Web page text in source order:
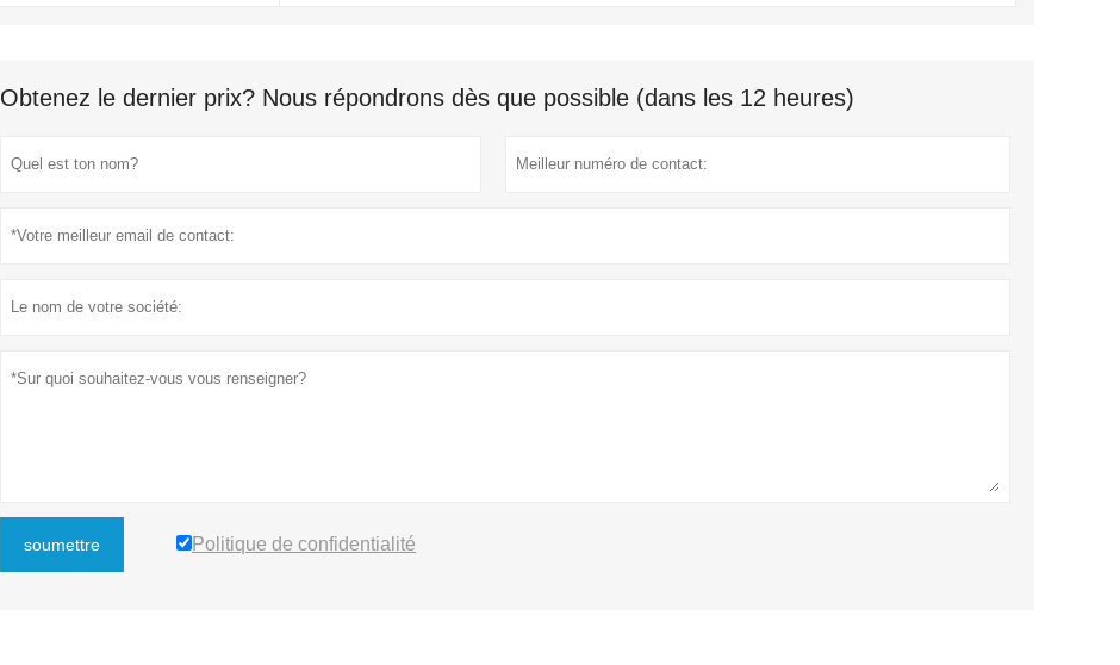
Obtenez le dernier prix? Nous répondrons dès que possible (dans les 12 heures)
soumettre Politique de confidentialité